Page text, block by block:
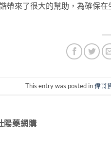
帶來了很大的幫助，為確保
This entry was posted in偉哥
陽藥網購